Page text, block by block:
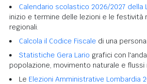
Calendario scolastico 2026/2027 della
inizio e termine delle lezioni e le festività
regionali.
Calcola il Codice Fiscale di una
Statistiche Gera Lario grafici con
popolazione, movimento naturale e flussi
Le Elezioni Amministrative Lombardia